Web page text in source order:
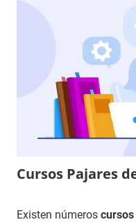
Cursos Pajares
27
Maria
Cursos
Existen números